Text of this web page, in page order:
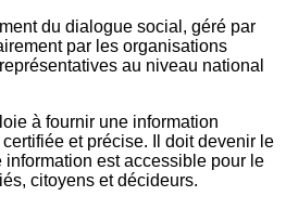
du dialogue social, géré par
par les organisations
au niveau national
à fournir une information
et précise. Il doit devenir le
information est accessible pour le
citoyens et décideurs.